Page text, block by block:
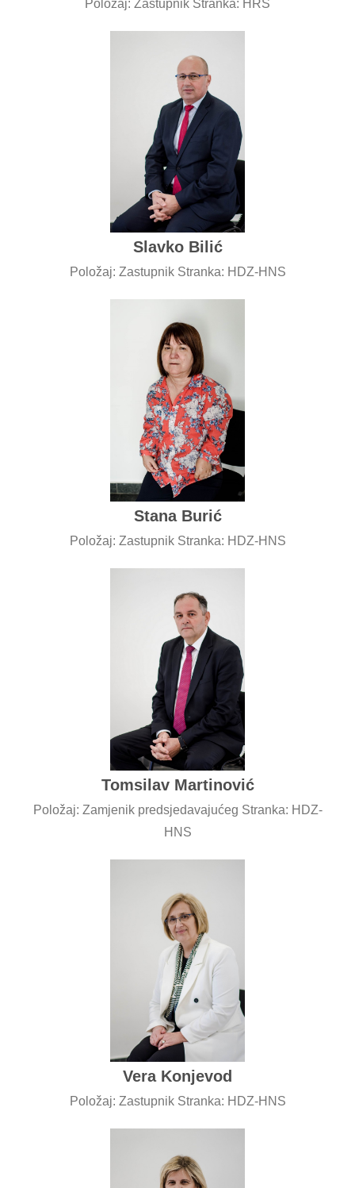
Položaj: Zastupnik Stranka: HRS
Slavko Bilić
Položaj: Zastupnik Stranka: HDZ-HNS
Stana Burić
Položaj: Zastupnik Stranka: HDZ-HNS
Tomsilav Martinović
Položaj: Zamjenik predsjedavajućeg Stranka: HDZ-
HNS
Vera Konjevod
Položaj: Zastupnik Stranka: HDZ-HNS